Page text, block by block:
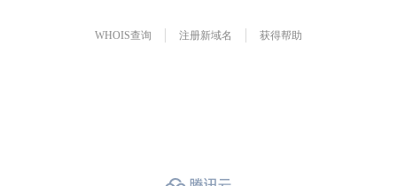
WHOIS查询 注册新域名 获得帮助